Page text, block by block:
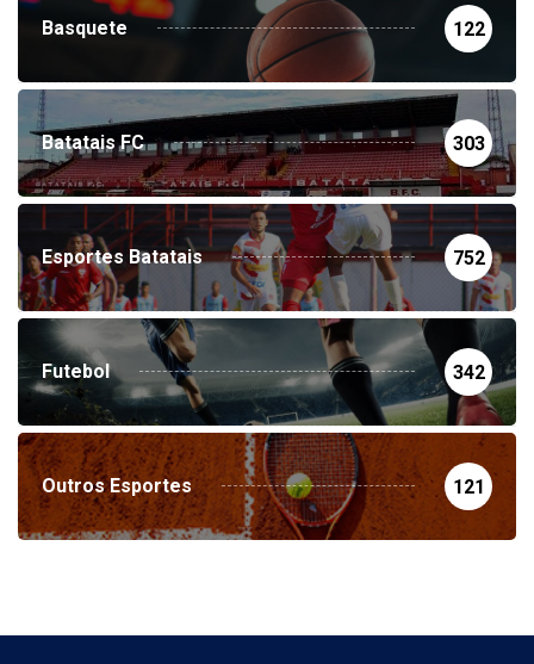
Basquete 122
Batatais FC 303
Esportes Batatais 752
Futebol 342
Outros Esportes 121